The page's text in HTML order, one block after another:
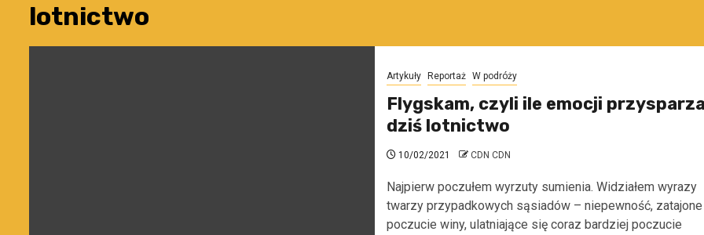
lotnictwo
Artykuły Reportaż W podróży
Flygskam, czyli ile emocji
dziś lotnictwo
10/02/2021 CDN CDN
Najpierw poczułem wyrzuty sumienia. Widziałem wyrazy
twarzy przypadkowych sąsiadów – niepewność, zatajone
poczucie winy, ulatniające się coraz bardziej poczucie